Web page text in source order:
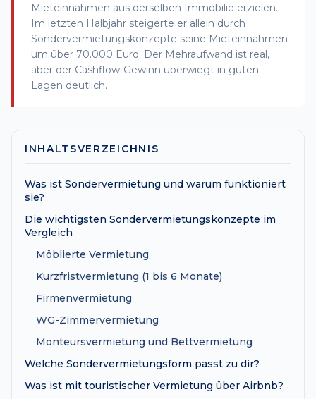
Mieteinnahmen aus derselben Immobilie erzielen.
Im letzten Halbjahr steigerte er allein durch
Sondervermietungskonzepte seine Mieteinnahmen
um über 70.000 Euro. Der Mehraufwand ist real,
aber der Cashflow-Gewinn überwiegt in guten
Lagen deutlich.
INHALTSVERZEICHNIS
Was ist Sondervermietung und warum funktioniert
sie?
Die wichtigsten Sondervermietungskonzepte im
Vergleich
Möblierte Vermietung
Kurzfristvermietung (1 bis 6 Monate)
Firmenvermietung
WG-Zimmervermietung
Monteursvermietung und Bettvermietung
Welche Sondervermietungsform passt zu dir?
Was ist mit touristischer Vermietung über Airbnb?